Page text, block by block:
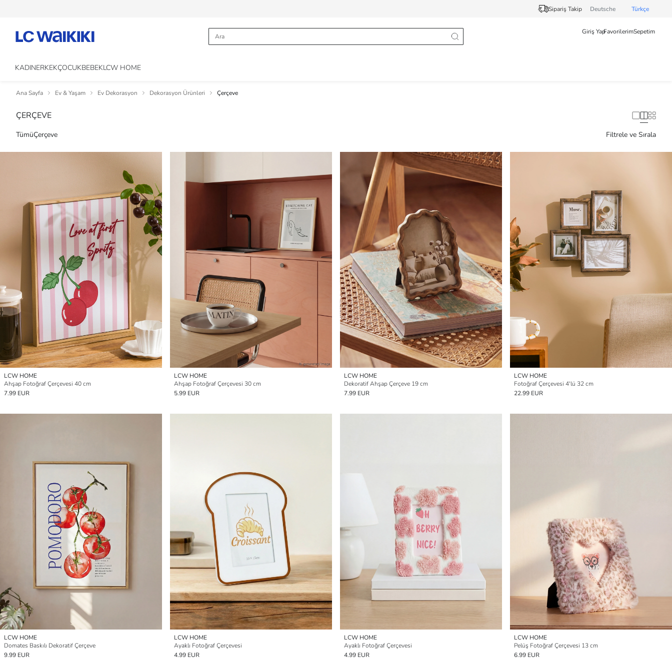
Sipariş Takip Deutsche Türkçe
Giriş YapFavorilerimSepetim
KADINERKEKÇOCUKBEBEKLCW HOME
Ana Sayfa Ev & Yaşam Ev Dekorasyon Dekorasyon Ürünleri Çerçeve
ÇERÇEVE
TümüÇerçeve Filtrele ve Sırala
LCW HOME
Ahşap Fotoğraf Çerçevesi 40 cm
7.99 EUR
LCW HOME
Ahşap Fotoğraf Çerçevesi 30 cm
5.99 EUR
LCW HOME
Dekoratif Ahşap Çerçeve 19 cm
7.99 EUR
LCW HOME
Fotoğraf Çerçevesi 4'lü 32 cm
22.99 EUR
LCW HOME
Domates Baskılı Dekoratif Çerçeve
9.99 EUR
LCW HOME
Ayaklı Fotoğraf Çerçevesi
4.99 EUR
LCW HOME
Ayaklı Fotoğraf Çerçevesi
4.99 EUR
LCW HOME
Pelüş Fotoğraf Çerçevesi 13 cm
6.99 EUR